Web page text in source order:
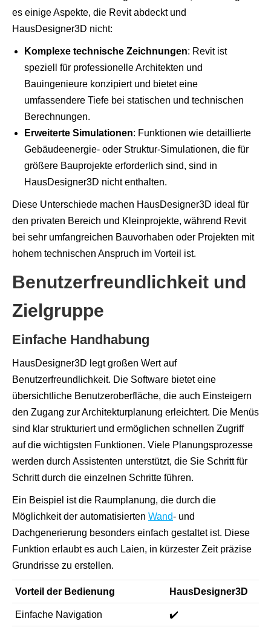
es einige Aspekte, die Revit abdeckt und
HausDesigner3D nicht:
Komplexe technische Zeichnungen: Revit ist
speziell für professionelle Architekten und
Bauingenieure konzipiert und bietet eine
umfassendere Tiefe bei statischen und technischen
Berechnungen.
Erweiterte Simulationen: Funktionen wie detaillierte
Gebäudeenergie- oder Struktur-Simulationen, die für
größere Bauprojekte erforderlich sind, sind in
HausDesigner3D nicht enthalten.
Diese Unterschiede machen HausDesigner3D ideal für
den privaten Bereich und Kleinprojekte, während Revit
bei sehr umfangreichen Bauvorhaben oder Projekten mit
hohem technischen Anspruch im Vorteil ist.
Benutzerfreundlichkeit und
Zielgruppe
Einfache Handhabung
HausDesigner3D legt großen Wert auf
Benutzerfreundlichkeit. Die Software bietet eine
übersichtliche Benutzeroberfläche, die auch Einsteigern
den Zugang zur Architekturplanung erleichtert. Die Menüs
sind klar strukturiert und ermöglichen schnellen Zugriff
auf die wichtigsten Funktionen. Viele Planungsprozesse
werden durch Assistenten unterstützt, die Sie Schritt für
Schritt durch die einzelnen Schritte führen.
Ein Beispiel ist die Raumplanung, die durch die
Möglichkeit der automatisierten Wand- und
Dachgenerierung besonders einfach gestaltet ist. Diese
Funktion erlaubt es auch Laien, in kürzester Zeit präzise
Grundrisse zu erstellen.
Vorteil der Bedienung HausDesigner3D
Einfache Navigation ✔️